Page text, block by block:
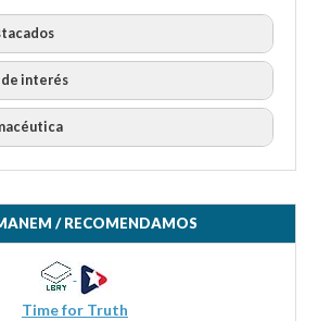
interés
/ RECOMENDAMOS
Time for Truth